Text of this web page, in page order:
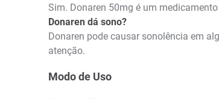
Sim. Donaren 50mg é um
Donaren dá sono?
Donaren pode causar sonolência em
atenção.
Modo de Uso